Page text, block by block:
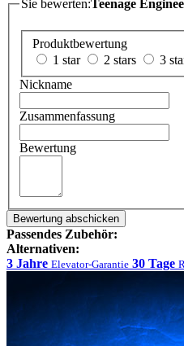
Sie bewerten:Teenage
Produktbewertung
1 star
2 stars 3
Nickname
Zusammenfassung
Bewertung
Bewertung abschicken
Passendes Zubehör:
Alternativen:
3 Jahre Elevator-Garantie 30 Tage